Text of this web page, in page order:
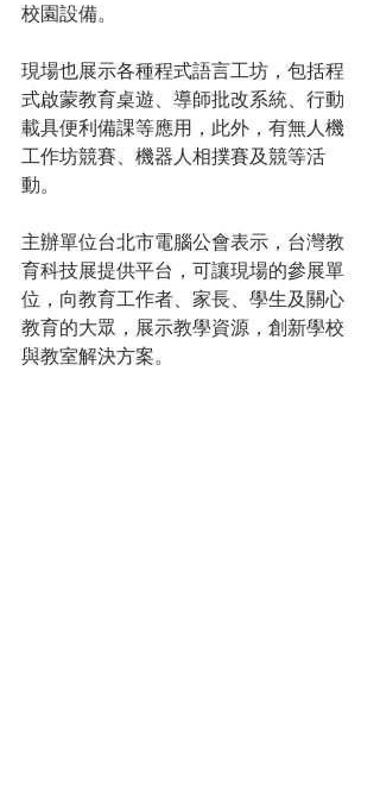
校園設備。
現場也展示各種程式語言工坊，包括程
式啟蒙教育桌遊、導師批改系統、行動
載具便利備課等應用，此外，有無人機
工作坊競賽、機器人相撲賽及競等活
動。
主辦單位台北市電腦公會表示，台灣教
育科技展提供平台，可讓現場的參展單
位，向教育工作者、家長、學生及關心
教育的大眾，展示教學資源，創新學校
與教室解決方案。